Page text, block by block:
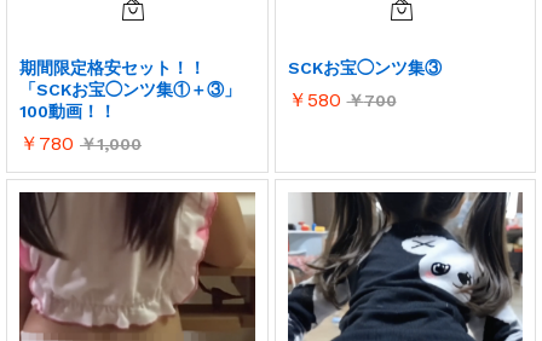
期間限定格安セット！！
「SCKお宝◯ンツ集①＋③」
100動画！！
￥ 780 ￥1,000
SCKお宝◯ンツ集③
￥ 580 ￥700